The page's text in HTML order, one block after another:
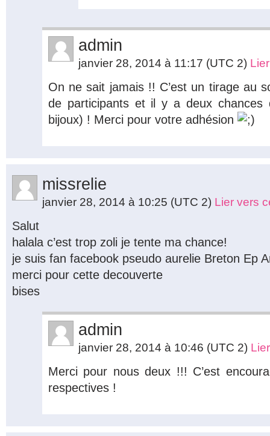
admin
janvier 28, 2014 à 11:17 (UTC 2)
On ne sait jamais !! C’est un tirage au
de participants et il y a deux chances
bijoux) ! Merci pour votre adhésion
missrelie
janvier 28, 2014 à 10:25 (UTC 2) Lier vers
Salut
halala c’est trop zoli je tente ma chance!
je suis fan facebook pseudo aurelie Breton Ep
merci pour cette decouverte
bises
admin
janvier 28, 2014 à 10:46 (UTC 2)
Merci pour nous deux !!! C’est
respectives !